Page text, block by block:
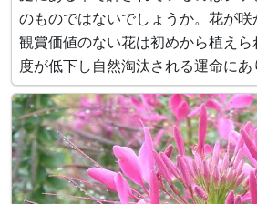
のものではないでしょうか。花が咲
観賞価値のない花は初めから植え
度が低下し自然淘汰される運命にあ
や野菜は異なります。雑草はでき
に小さく咲き、体幹もある程度鍛
だけがしたたかに生き伸びます。